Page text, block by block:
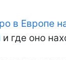
в Европе
и где оно